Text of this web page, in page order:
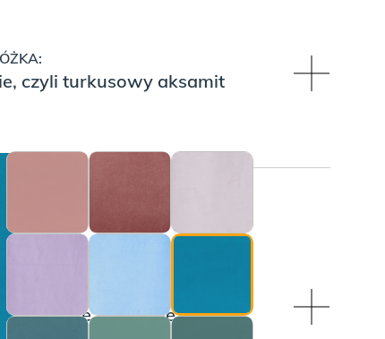
czyli turkusowy aksamit
wymienne ma niskie